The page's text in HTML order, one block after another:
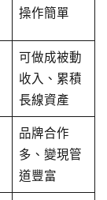
操作簡單
可做成被動
收入、累積
長線資產
品牌合作
多、變現管
道豐富